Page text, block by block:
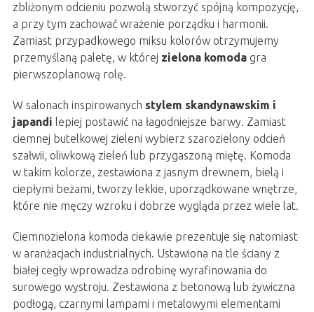
zbliżonym odcieniu pozwolą stworzyć spójną kompozycję,
a przy tym zachować wrażenie porządku i harmonii.
Zamiast przypadkowego miksu kolorów otrzymujemy
przemyślaną paletę, w której zielona komodagra
pierwszoplanową rolę.
W salonach inspirowanych stylem skandynawskim i
japandi lepiej postawić na łagodniejsze barwy. Zamiast
ciemnej butelkowej zieleni wybierz szarozielony odcień
szałwii, oliwkową zieleń lub przygaszoną miętę. Komoda
w takim kolorze, zestawiona z jasnym drewnem, bielą i
ciepłymi beżami, tworzy lekkie, uporządkowane wnętrze,
które nie męczy wzroku i dobrze wygląda przez wiele lat.
Ciemnozielona komoda ciekawie prezentuje się natomiast
w aranżacjach industrialnych. Ustawiona na tle ściany z
białej cegły wprowadza odrobinę wyrafinowania do
surowego wystroju. Zestawiona z betonową lub żywiczna
podłogą, czarnymi lampami i metalowymi elementami